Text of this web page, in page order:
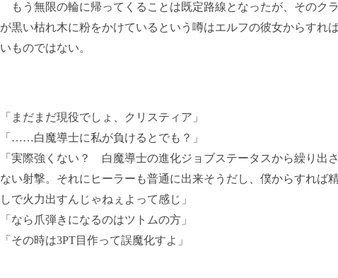
もう無限の輪に帰ってくることは既定路線となったが、そのク
が黒い枯れ木に粉をかけているという噂はエルフの彼女からすれ
いものではない。
「まだまだ現役でしょ、クリスティア」
「……白魔導士に私が負けるとでも？」
「実際強くない？ 白魔導士の進化ジョブステータスから繰り出
ない射撃。それにヒーラーも普通に出来そうだし、僕からすれば
しで火力出すんじゃねぇよって感じ」
「なら爪弾きになるのはツトムの方」
「その時は3PT目作って誤魔化すよ」